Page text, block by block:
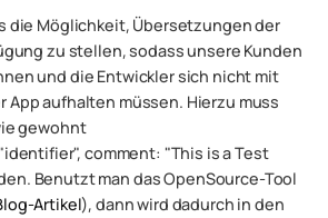
die Möglichkeit, Übersetzungen der
zu stellen, sodass unsere Kunden
und die Entwickler sich nicht mit
App aufhalten müssen. Hierzu muss
gewohnt
comment: "This is a Test
Benutzt man das OpenSource-Tool
Artikel), dann wird dadurch in den